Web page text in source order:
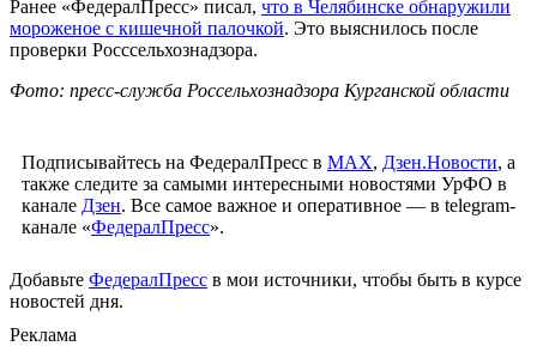
Ранее «ФедералПресс» писал, что в Челябинске обнаружили
мороженое с кишечной палочкой. Это выяснилось после
проверки Росссельхознадзора.
Фото: пресс-служба Россельхознадзора Курганской области
Подписывайтесь на ФедералПресс в МАХ, Дзен.Новости, а
также следите за самыми интересными новостями УрФО в
канале Дзен. Все самое важное и оперативное — в telegram-
канале «ФедералПресс».
Добавьте ФедералПресс в мои источники, чтобы быть в курсе
новостей дня.
Реклама